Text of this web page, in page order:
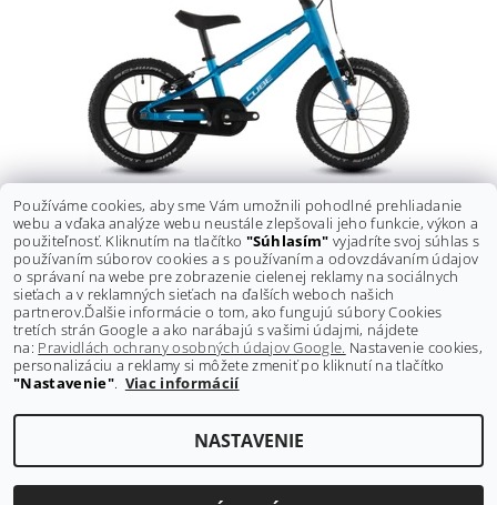
DETSKÝ BICYKEL CUBE NUMOVE 140 TOPASBLUE
´N´NEBULA
359 €
Shoptet.sk
2026 ©GRAVITY-shop.sk, všetky práva vyhradenéUpraviť nastavenie cookies
Používáme cookies, aby sme Vám umožnili pohodlné prehliadanie
webu a vďaka analýze webu neustále zlepšovali jeho funkcie, výkon a
použiteľnosť. Kliknutím na tlačítko "Súhlasím" vyjadríte svoj súhlas s
používaním súborov cookies a s používaním a odovzdávaním údajov
o správaní na webe pre zobrazenie cielenej reklamy na sociálnych
sieťach a v reklamných sieťach na ďalších weboch našich
partnerov.Ďalšie informácie o tom, ako fungujú súbory Cookies
tretích strán Google a ako narábajú s vašimi údajmi, nájdete
na: Pravidlách ochrany osobných údajov Google. Nastavenie cookies,
personalizáciu a reklamy si môžete zmeniť po kliknutí na tlačítko
"Nastavenie". Viac informácií
NASTAVENIE